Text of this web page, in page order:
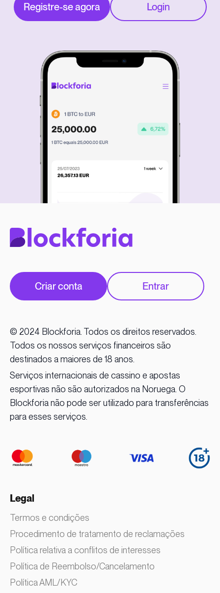
Registre-se agora Login
Criar conta Entrar
© 2024 Blockforia. Todos os direitos reservados.
Todos os nossos serviços financeiros são
destinados a maiores de 18 anos.
Serviços internacionais de cassino e apostas
esportivas não são autorizados na Noruega. O
Blockforia não pode ser utilizado para transferências
para esses serviços.
Legal
Termos e condições
Procedimento de tratamento de reclamações
Política relativa a conflitos de interesses
Política de Reembolso/Cancelamento
Política AML/KYC